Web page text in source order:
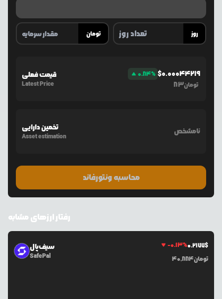
تومان روز
قیمت فعلی
Latest Price
0.84% $0.00044219
83تومان
تخمین دارایی
Asset estimation
نامشخص
محاسبه ونتورفاند
رفتار ارزهای مشابه
سیف‌پال
SafePal
-0.13%0.2177$
40,884تومان